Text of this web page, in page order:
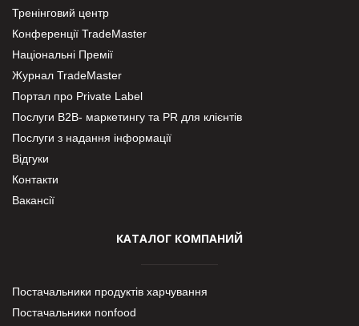
Тренінговий центр
Конференції TradeMaster
Національні Премії
Журнал TradeMaster
Портал про Private Label
Послуги В2В- маркетингу та PR для клієнтів
Послуги з надання інформації
Відгуки
Контакти
Вакансії
КАТАЛОГ КОМПАНИЙ
Постачальники продуктів харчування
Постачальники nonfood